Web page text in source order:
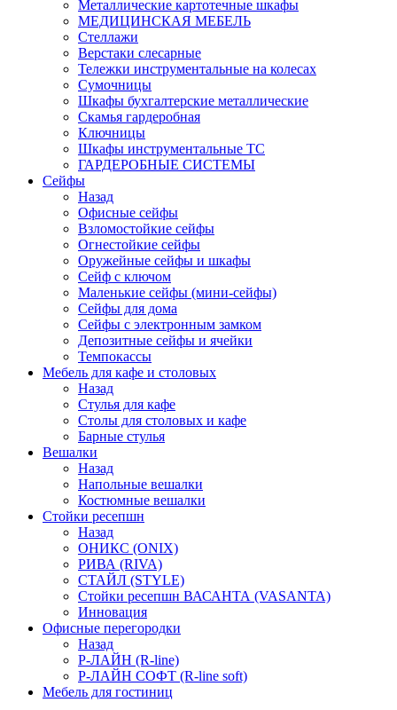
Металлические картотечные шкафы
МЕДИЦИНСКАЯ МЕБЕЛЬ
Стеллажи
Верстаки слесарные
Тележки инструментальные на колесах
Сумочницы
Шкафы бухгалтерские металлические
Скамья гардеробная
Ключницы
Шкафы инструментальные ТС
ГАРДЕРОБНЫЕ СИСТЕМЫ
Сейфы
Назад
Офисные сейфы
Взломостойкие сейфы
Огнестойкие сейфы
Оружейные сейфы и шкафы
Сейф с ключом
Маленькие сейфы (мини-сейфы)
Сейфы для дома
Сейфы с электронным замком
Депозитные сейфы и ячейки
Темпокассы
Мебель для кафе и столовых
Назад
Стулья для кафе
Столы для столовых и кафе
Барные стулья
Вешалки
Назад
Напольные вешалки
Костюмные вешалки
Стойки ресепшн
Назад
ОНИКС (ONIX)
РИВА (RIVA)
СТАЙЛ (STYLE)
Стойки ресепшн ВАСАНТА (VASANTA)
Инновация
Офисные перегородки
Назад
Р-ЛАЙН (R-line)
Р-ЛАЙН СОФТ (R-line soft)
Мебель для гостиниц